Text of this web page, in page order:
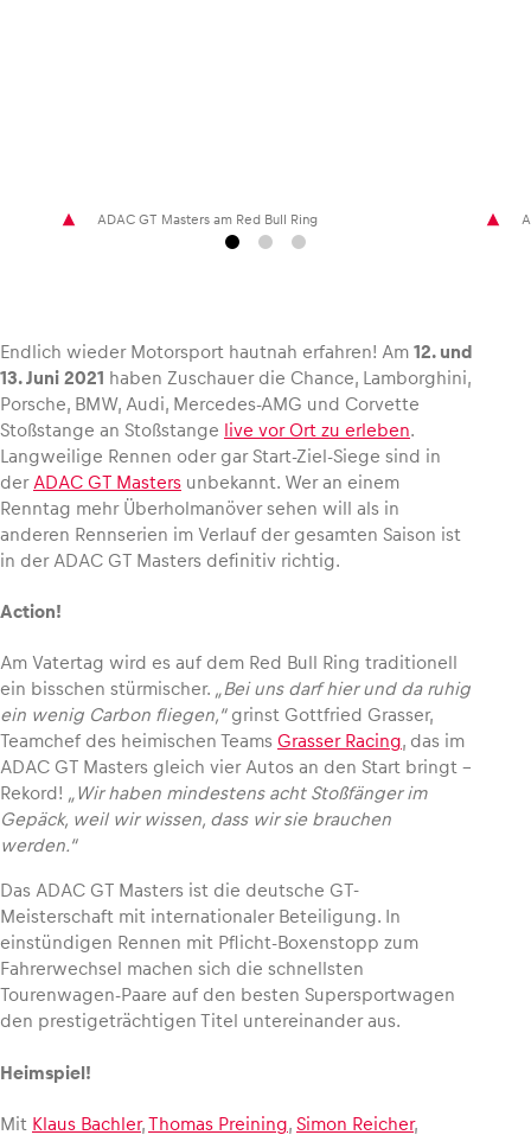
Business
Alle anzeigen
Glossar
ADAC GT Masters am Red Bull Ring
Endlich wieder Motorsport hautnah erfahren! Am 12. und
13. Juni 2021 haben Zuschauer die Chance, Lamborghini,
Porsche, BMW, Audi, Mercedes-AMG und Corvette
Stoßstange an Stoßstange live vor Ort zu erleben.
Langweilige Rennen oder gar Start-Ziel-Siege sind in
der ADAC GT Masters unbekannt. Wer an einem
Renntag mehr Überholmanöver sehen will als in
anderen Rennserien im Verlauf der gesamten Saison ist
in der ADAC GT Masters definitiv richtig.
Action!
Am Vatertag wird es auf dem Red Bull Ring traditionell
ein bisschen stürmischer. „Bei uns darfhierund da ruhig
ein wenig Carbon fliegen,“grinst Gottfried Grasser,
Teamchef des heimischen Teams Grasser Racing, das im
ADAC GT Masters gleich vier Autos an den Start bringt –
Rekord! „Wir haben mindestens acht Stoßfänger im
Gepäck, weil wir wissen, dass wir sie brauchen
werden.“
Das ADAC GT Masters ist die deutsche GT-
Meisterschaft mit internationaler Beteiligung. In
einstündigen Rennen mit Pflicht-Boxenstopp zum
Fahrerwechsel machen sich die schnellsten
Tourenwagen-Paare auf den besten Supersportwagen
den prestigeträchtigen Titel untereinander aus.
Heimspiel!
Mit Klaus Bachler,Thomas Preining, Simon Reicher,